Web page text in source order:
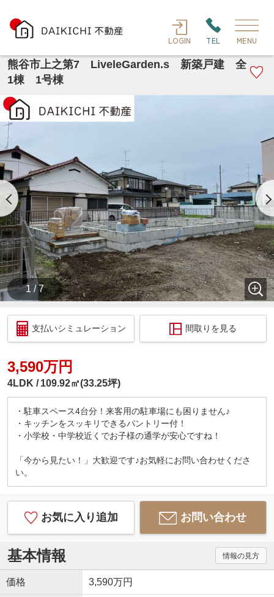
LOGIN TEL MENU
熊谷市上之第7 LiveleGarden.s 新築戸建 全
1棟 1号棟
1 / 7
支払いシミュレーション 間取りを見る
3,590万円
4LDK 109.92㎡(33.25坪)
・駐車スペース4台分！来客用の駐車場にも困りません♪
・キッチンをスッキリできるパントリー付！
・小学校・中学校近くでお子様の通学が安心ですね！
「今から見たい！」大歓迎です♪お気軽にお問い合わせくださ
い。
お気に入り追加 お問い合わせ
基本情報 情報の見方
価格 3,590万円